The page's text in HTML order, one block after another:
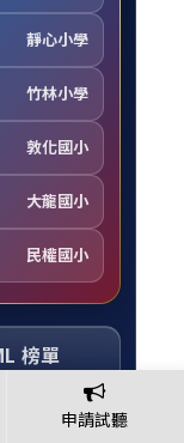
申請試聽
靜心小學
竹林小學
敦化國小
大龍國小
民權國小
榜單